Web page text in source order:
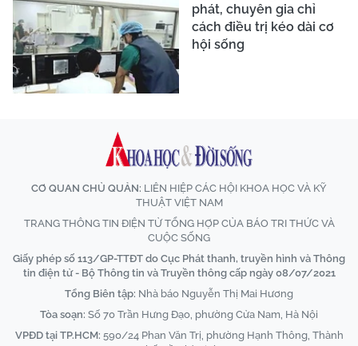
phát, chuyên gia chỉ
cách điều trị kéo dài cơ
hội sống
CƠ QUAN CHỦ QUẢN: LIÊN HIỆP CÁC HỘI KHOA HỌC VÀ KỸ
THUẬT VIỆT NAM
TRANG THÔNG TIN ĐIỆN TỬ TỔNG HỢP CỦA BÁO TRI THỨC VÀ
CUỘC SỐNG
Giấy phép số 113/GP-TTĐT do Cục Phát thanh, truyền hình và Thông
tin điện tử - Bộ Thông tin và Truyền thông cấp ngày 08/07/2021
Tổng Biên tập: Nhà báo Nguyễn Thị Mai Hương
Tòa soạn: Số 70 Trần Hưng Đạo, phường Cửa Nam, Hà Nội
VPĐD tại TP.HCM: 590/24 Phan Văn Trị, phường Hạnh Thông, Thành